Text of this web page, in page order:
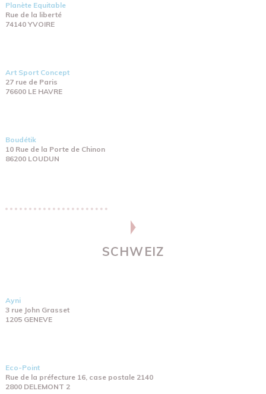
Planète Equitable
Rue de la liberté
74140 YVOIRE
Art Sport Concept
27 rue de Paris
76600 LE HAVRE
Boudétik
10 Rue de la Porte de Chinon
86200 LOUDUN
SCHWEIZ
Ayni
3 rue John Grasset
1205 GENEVE
Eco-Point
Rue de la préfecture 16, case postale 2140
2800 DELEMONT 2